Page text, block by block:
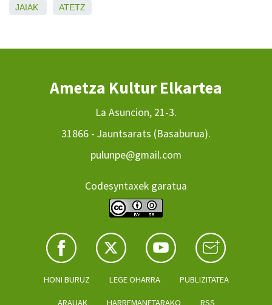
JAIAK ATETZ
Ametza Kultur Elkartea
La Asuncion, 21-3.
31866 - Jauntsarats (Basaburua).
pulunpe@gmail.com
Codesyntaxek garatua
HONI BURUZ LEGE OHARRA PUBLIZITATEA
ARAUAK HARREMANETARAKO RSS